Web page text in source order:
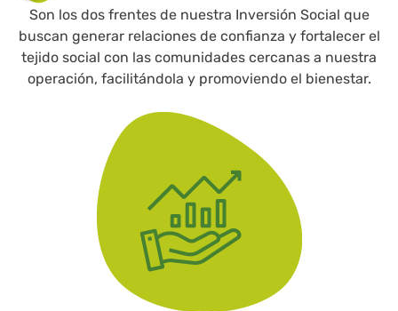
Son los dos frentes de nuestra Inversión Social que
buscan generar relaciones de confianza y fortalecer el
tejido social con las comunidades cercanas a nuestra
operación, facilitándola y promoviendo el bienestar.